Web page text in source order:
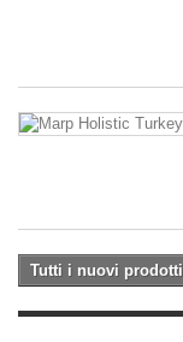
Tutti i nuovi prodotti